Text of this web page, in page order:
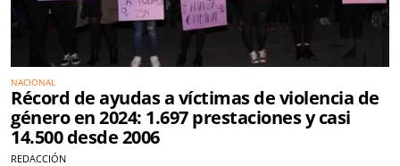
NACIONAL
Récord de ayudas a víctimas de violencia de
género en 2024: 1.697 prestaciones y casi
14.500 desde 2006
REDACCIÓN